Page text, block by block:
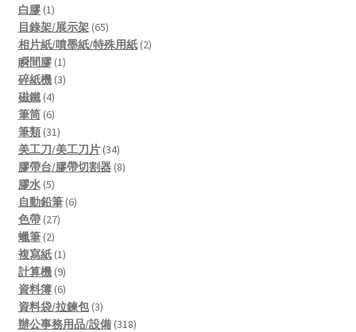
白膠 11
product
目錄架/展示架 6565
products
相片紙/噴墨紙/特殊用紙 22
瞬間膠 11
product
碎紙機 33
磁鐵 44
products
筆筒 66
products
筆類 3131
products
美工刀/美工刀片 3434
products
膠帶台/膠帶切割器 88
膠水 55
products
自動鉛筆 66
色帶 2727
蠟筆 22
products
複寫紙 11
product
計算機 99
products
資料簿 66
products
資料袋/拉鍊包 33
products
辦公事務用品/設備 318318